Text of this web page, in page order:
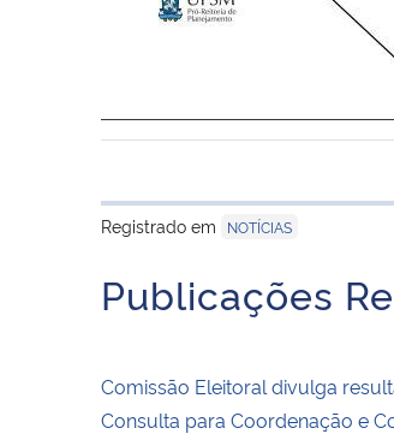
Registrado em
NOTÍCIAS
Publicações
Comissão Eleitoral divulga
Consulta para Coordenação e